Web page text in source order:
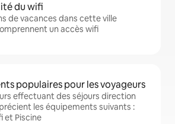
du wifi
de vacances dans cette ville
un accès wifi
populaires pour les voyageurs
effectuant des séjours direction
les équipements suivants :
et Piscine